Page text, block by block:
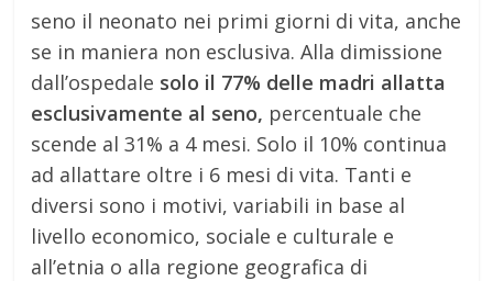
seno il neonato nei primi giorni di vita, anche
se in maniera non esclusiva. Alla dimissione
dall’ospedale solo il 77% delle madri allatta
esclusivamente al seno, percentuale che
scende al 31% a 4 mesi. Solo il 10% continua
ad allattare oltre i 6 mesi di vita. Tanti e
diversi sono i motivi, variabili in base al
livello economico, sociale e culturale e
all’etnia o alla regione geografica di